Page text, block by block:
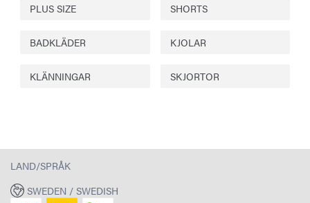
PLUS SIZE SHORTS
BADKLÄDER KJOLAR
KLÄNNINGAR SKJORTOR
LAND/SPRÅK
SWEDEN / SWEDISH